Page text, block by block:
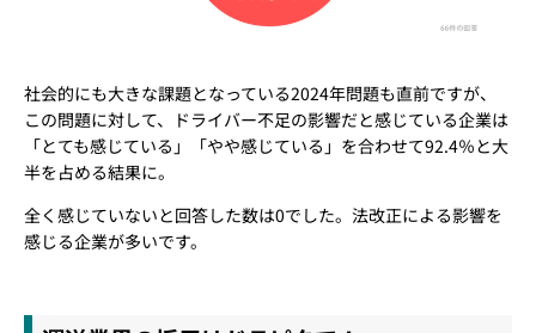
社会的にも大きな課題となっている2024年問題も直前ですが、
この問題に対して、ドライバー不足の影響だと感じている企業は
「とても感じている」「やや感じている」を合わせて92.4％と大
半を占める結果に。
全く感じていないと回答した数は0でした。法改正による影響を
感じる企業が多いです。